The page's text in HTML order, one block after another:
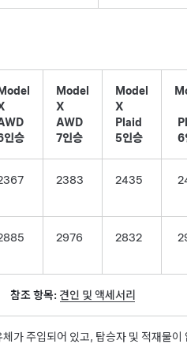
Model
인승
Model
X
AWD
7인승
Model
X
Plaid
5인승
6
2383 2435
2976 2832
참조 항목: 견인 및 액세서리
가 주입되어 있고, 탑승자 및 적재물이